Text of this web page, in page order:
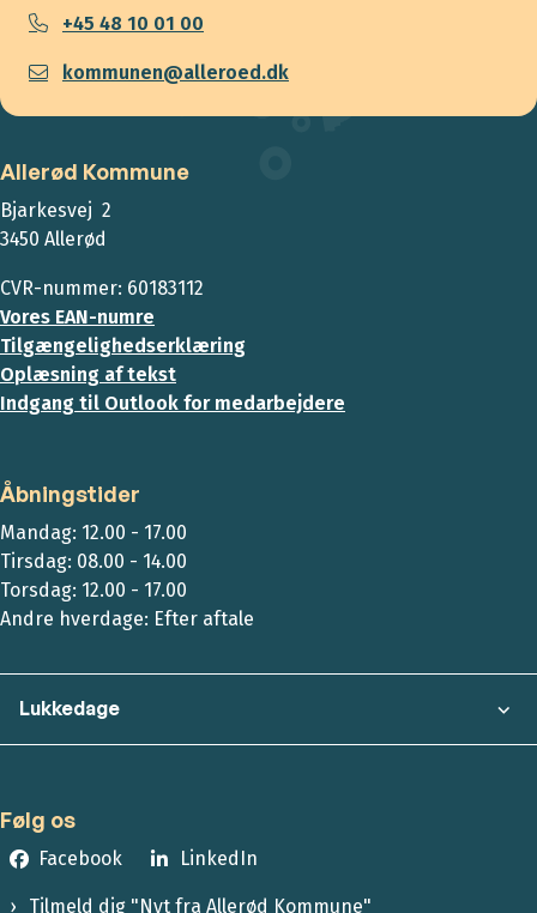
+45 48 10 01 00
kommunen@alleroed.dk
Allerød Kommune
Bjarkesvej 2
3450 Allerød
CVR-nummer: 60183112
Vores EAN-numre
Tilgængelighedserklæring
Oplæsning af tekst
Indgang til Outlook for medarbejdere
Åbningstider
Mandag: 12.00 - 17.00
Tirsdag: 08.00 - 14.00
Torsdag: 12.00 - 17.00
Andre hverdage: Efter aftale
Lukkedage
Følg os
Facebook LinkedIn
Tilmeld dig "Nyt fra Allerød Kommune"